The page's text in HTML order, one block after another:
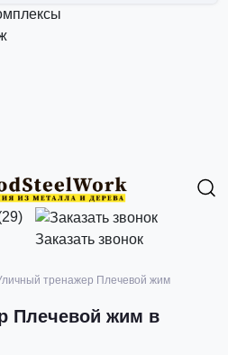
Заказать звонок
тренажер Плечевой жим
Плечевой жим в